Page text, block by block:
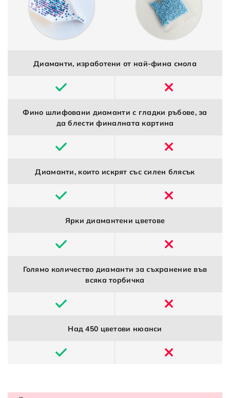
Диаманти, изработени от най-фина смола
Фино шлифовани диаманти с гладки ръбове, за
да блести финалната картина
Диаманти, които искрят със силен блясък
Ярки диамантени цветове
Голямо количество диаманти за съхранение във
всяка торбичка
Над 450 цветови нюанси